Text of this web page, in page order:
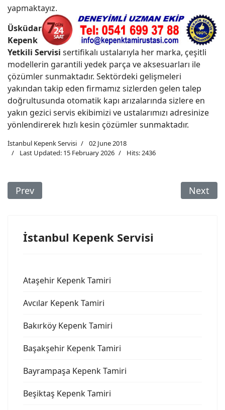
yapmaktayız.
Üsküdar
Kepenk
Yetkili Servisi sertifikalı ustalarıyla her marka, çeşitli
modellerin garantili yedek parça ve aksesuarları ile
çözümler sunmaktadır. Sektördeki gelişmeleri
yakından takip eden firmamız sizlerden gelen talep
doğrultusunda otomatik kapı arızalarında sizlere en
yakın gezici servis ekibimizi ve ustalarımızı adresinize
yönlendirerek hızlı kesin çözümler sunmaktadır.
İstanbul Kepenk Servisi
02 June 2018
Last Updated: 15 February 2026
Hits: 2436
Previous Article: Beykoz Otomatik Kepenk Tamiri
Prev Next
Next
İstanbul Kepenk Servisi
Ataşehir Kepenk Tamiri
Avcılar Kepenk Tamiri
Bakırköy Kepenk Tamiri
Başakşehir Kepenk Tamiri
Bayrampaşa Kepenk Tamiri
Beşiktaş Kepenk Tamiri